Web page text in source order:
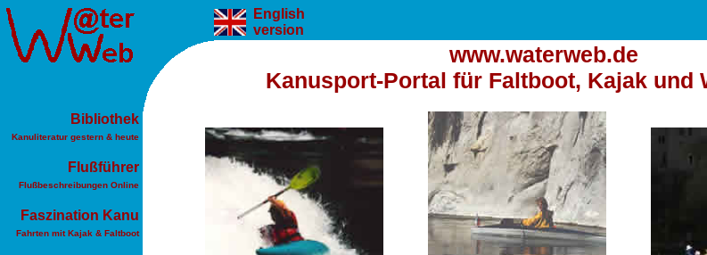
English
version
www.waterweb.de
Kanusport-Portal für Faltboot, Kajak und
Bibliothek
Kanuliteratur gestern & heute
Flußführer
Flußbeschreibungen Online
Faszination Kanu
Fahrten mit Kajak & Faltboot